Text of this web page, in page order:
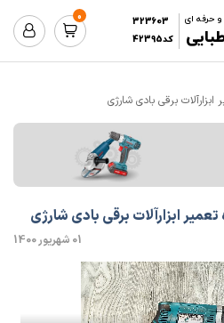
حرفه ای
323603
کد42395
0
برقی بادی شارژی
ابزارآلات برقی بادی شارژی
01 شهریور 1400